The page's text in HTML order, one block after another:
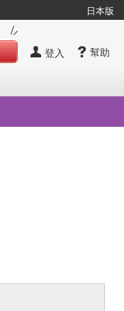
日本版
幫助
登入